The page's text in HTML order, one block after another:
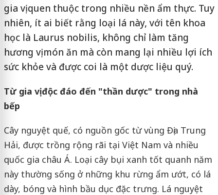
gia vị quen thuộc trong nhiều nền ẩm thực. Tuy
nhiên, ít ai biết rằng loại lá này, với tên khoa
học là Laurus nobilis, không chỉ làm tăng
hương vị món ăn mà còn mang lại nhiều lợi ích
sức khỏe và được coi là một dược liệu quý.
Từ gia vị độc đáo đến "thần dược" trong nhà
bếp
Cây nguyệt quế, có nguồn gốc từ vùng Địa Trung
Hải, được trồng rộng rãi tại Việt Nam và nhiều
quốc gia châu Á. Loại cây bụi xanh tốt quanh năm
này thường sống ở những khu rừng ẩm ướt, có lá
dày, bóng và hình bầu dục đặc trưng. Lá nguyệt